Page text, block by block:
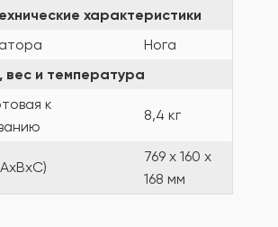
характеристики
Нога
вес и температура
к
8,4 кг
769 x 160 x
168 мм